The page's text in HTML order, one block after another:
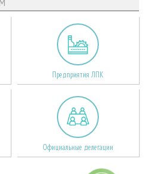
Предприятия ЛПК
Официальные делегации